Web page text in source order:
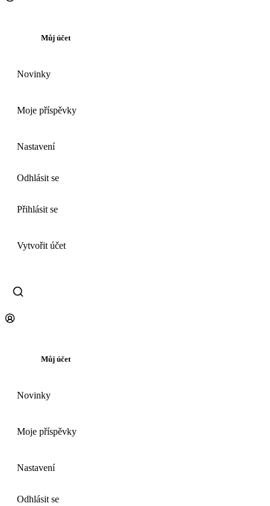
Můj účet
Novinky
Moje příspěvky
Nastavení
Odhlásit se
Přihlásit se
Vytvořit účet
Můj účet
Novinky
Moje příspěvky
Nastavení
Odhlásit se